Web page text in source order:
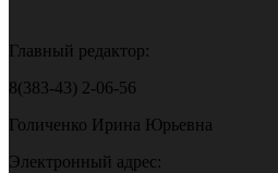
Главный редактор:
8(383-43) 2-06-56
Голиченко Ирина Юрьевна
Электронный адрес: